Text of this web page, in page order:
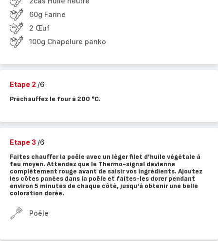
60g Farine
2 Œuf
100g Chapelure panko
Etape 2 /6
Préchauffez le four à 200 °C.
Etape 3 /6
Faites chauffer la poêle avec un léger filet d’huile végétale à
feu moyen. Attendez que le Thermo-signal devienne
complètement rouge avant de saisir vos ingrédients. Ajoutez
les côtes panées dans la poêle et faites-les dorer pendant
environ 5 minutes de chaque côté, jusqu'à obtenir une belle
coloration dorée.
Poêle